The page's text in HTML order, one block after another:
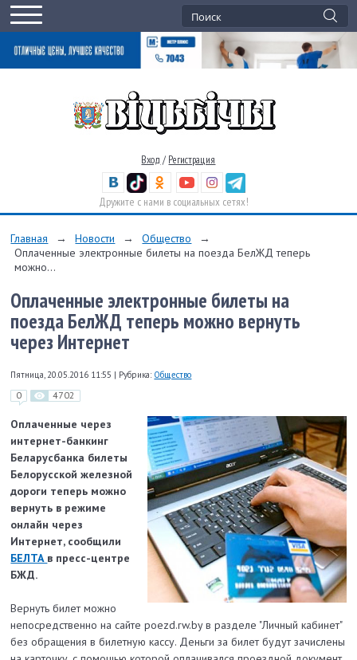
Вход / Регистрация
Дружите с нами в социальных сетях!
Главная → Новости → Общество
→
Оплаченные электронные билеты на поезда БелЖД теперь
можно...
Оплаченные электронные билеты на
поезда БелЖД теперь можно вернуть
через Интернет
Пятница, 20.05.2016 11:55 | Рубрика: Общество
0 4702
Оплаченные через
интернет-банкинг
Беларусбанка билеты
Белорусской железной
дороги теперь можно
вернуть в режиме
онлайн через
Интернет, сообщили
БЕЛТА в пресс-центре
БЖД.
Вернуть билет можно
непосредственно на сайте poezd.rw.by в разделе "Личный кабинет"
без обращения в билетную кассу. Деньги за билет будут зачислены